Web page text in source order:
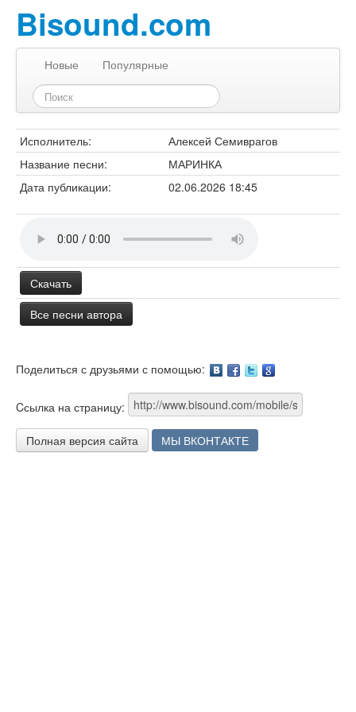
Bisound.com
Новые Популярные
Исполнитель:
Алексей Семиврагов
Название песни:
МАРИНКА
Дата публикации:
02.06.2026 18:45
Скачать
Все песни автора
Поделиться с друзьями с помощью:
Cсылка на страницу:
Полная версия сайта МЫ ВКОНТАКТЕ